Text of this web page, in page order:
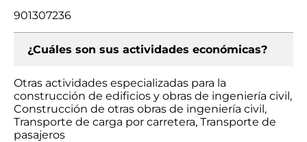
901307236
¿Cuáles son sus actividades económicas?
Otras actividades especializadas para la
construcción de edificios y obras de ingeniería civil,
Construcción de otras obras de ingeniería civil,
Transporte de carga por carretera, Transporte de
pasajeros